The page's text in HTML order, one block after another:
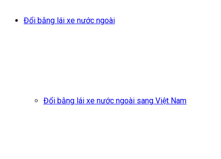
Đổi bằng lái xe nước ngoài
Đổi bằng lái xe nước ngoài sang Việt Nam